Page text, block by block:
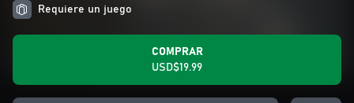
Requiere un juego
COMPRAR
USD$19.99